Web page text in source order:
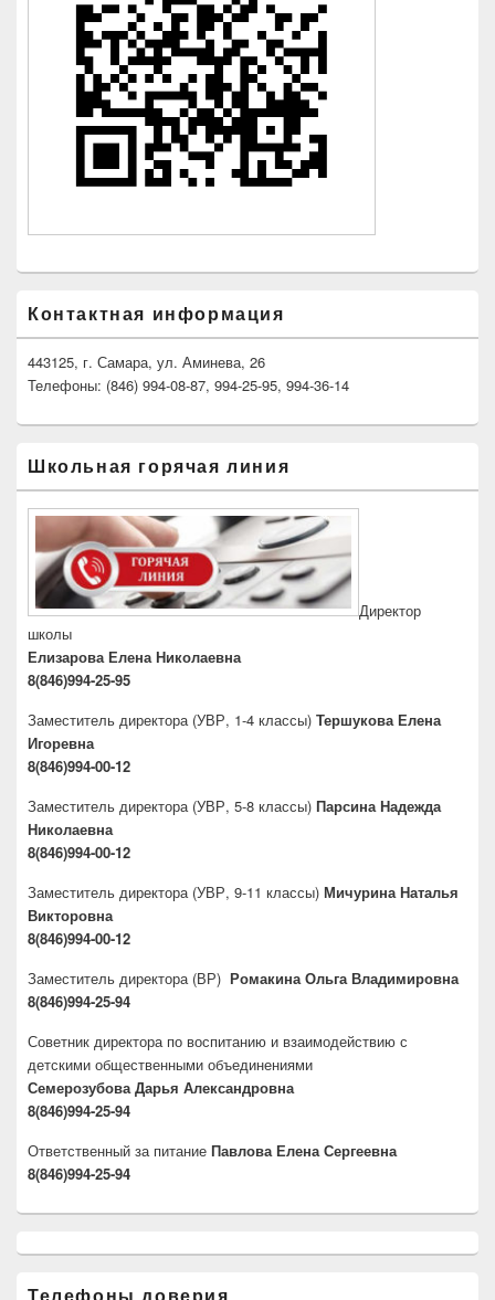
Контактная информация
443125, г. Самара, ул. Аминева, 26
Телефоны: (846) 994-08-87, 994-25-95, 994-36-14
Школьная горячая линия
Директор
школы
Елизарова Елена Николаевна
8(846)994-25-95
Заместитель директора (УВР, 1-4 классы) Тершукова Елена
Игоревна
8(846)994-00-12
Заместитель директора (УВР, 5-8 классы) Парсина Надежда
Николаевна
8(846)994-00-12
Заместитель директора (УВР, 9-11 классы) Мичурина Наталья
Викторовна
8(846)994-00-12
Заместитель директора (ВР) Ромакина Ольга Владимировна
8(846)994-25-94
Советник директора по воспитанию и взаимодействию с
детскими общественными объединениями
Семерозубова Дарья Александровна
8(846)994-25-94
Ответственный за питание Павлова Елена Сергеевна
8(846)994-25-94